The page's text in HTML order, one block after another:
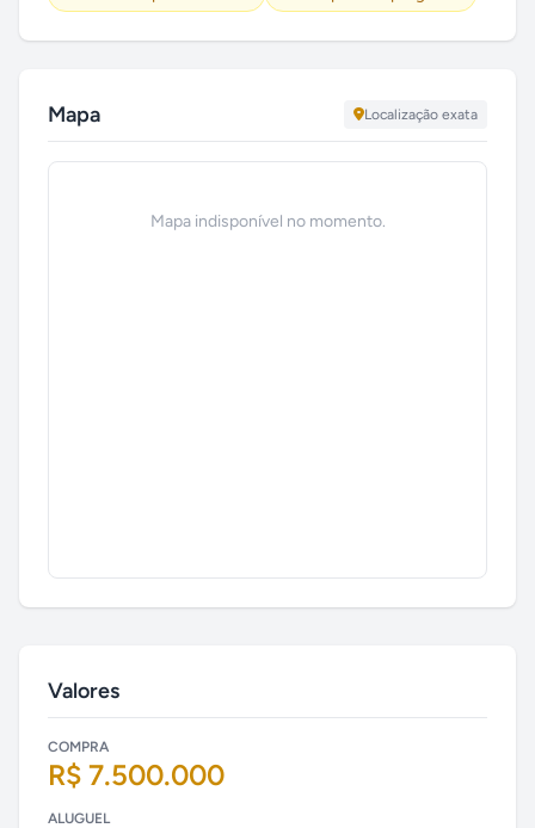
Mapa Localização exata
Mapa indisponível no momento.
Valores
COMPRA
R$ 7.500.000
ALUGUEL